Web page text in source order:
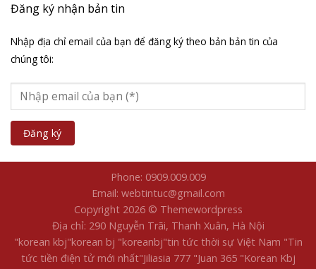
Đăng ký nhận bản tin
Nhập địa chỉ email của bạn để đăng ký theo bản bản tin của
chúng tôi:
Phone: 0909.009.009
Email: webtintuc@gmail.com
Copyright 2026 © Themewordpress
Địa chỉ: 290 Nguyễn Trãi, Thanh Xuân, Hà Nội
"korean kbj​"korean bj "koreanbj​"tin tức thời sự Việt Nam "Tin
tức tiền điện tử mới nhất​"Jiliasia 777 "Juan 365 "Korean Kbj